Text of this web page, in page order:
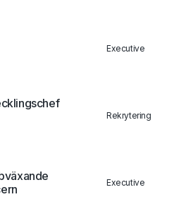
Executive
Rekrytering
Executive